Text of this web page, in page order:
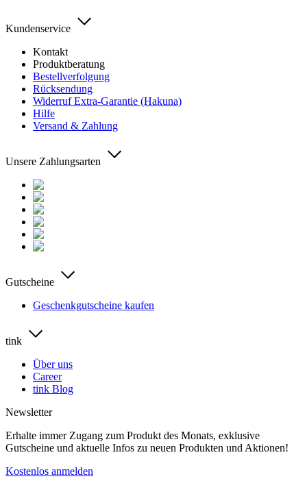
Kundenservice
Kontakt
Produktberatung
Bestellverfolgung
Rücksendung
Widerruf Extra-Garantie (Hakuna)
Hilfe
Versand & Zahlung
Unsere Zahlungsarten
Gutscheine
Geschenkgutscheine kaufen
tink
Über uns
Career
tink Blog
Newsletter
Erhalte immer Zugang zum Produkt des Monats, exklusive
Gutscheine und aktuelle Infos zu neuen Produkten und Aktionen!
Kostenlos anmelden